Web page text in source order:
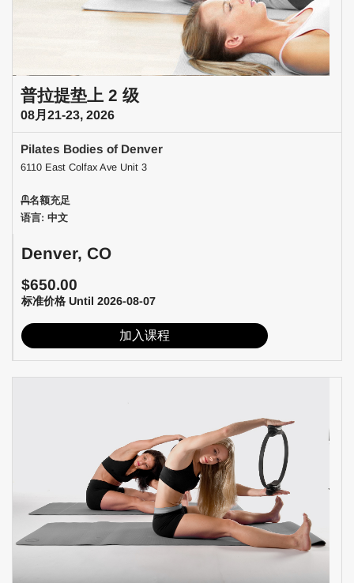
普拉提垫上 2 级
08月21-23, 2026
Pilates Bodies of Denver
6110 East Colfax Ave Unit 3
名额充足
语言: 中文
Denver, CO
$650.00
标准价格 Until 2026-08-07
加入课程